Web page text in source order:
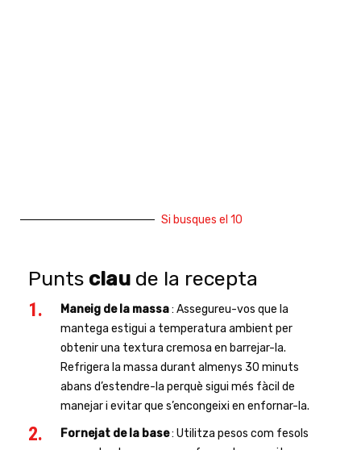
Si busques el 10
Punts clau de la recepta
Maneig de la massa: Assegureu-vos que la
mantega estigui a temperatura ambient per
obtenir una textura cremosa en barrejar-la.
Refrigera la massa durant almenys 30 minuts
abans d’estendre-la perquè sigui més fàcil de
manejar i evitar que s’encongeixi en enfornar-la.
Fornejat de la base: Utilitza pesos com fesols